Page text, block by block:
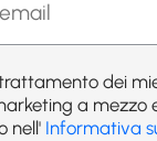
dei
a mezzo
nell' Informativa